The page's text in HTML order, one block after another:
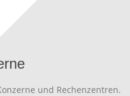
und Rechenzentren.